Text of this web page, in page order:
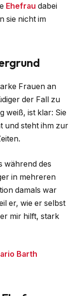
Ehefrau dabei
sie nicht im
Frauen an
der Fall zu
weiß, ist klar: Sie
und steht ihm zur
während des
in mehreren
damals war
er, wie er selbst
mir hilft, stark
Barth